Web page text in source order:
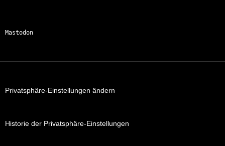
Mastodon
Privatsphäre-Einstellungen ändern
Historie der Privatsphäre-Einstellungen